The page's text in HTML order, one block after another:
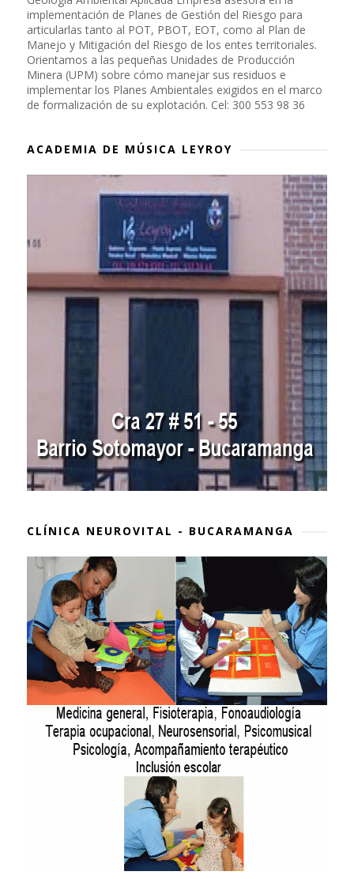
implementación de Planes de Gestión del Riesgo para
articularlas tanto al POT, PBOT, EOT, como al Plan de
Manejo y Mitigación del Riesgo de los entes territoriales.
Orientamos a las pequeñas Unidades de Producción
Minera (UPM) sobre cómo manejar sus residuos e
implementar los Planes Ambientales exigidos en el marco
de formalización de su explotación. Cel: 300 553 98 36
ACADEMIA DE MÚSICA LEYROY
CLÍNICA NEUROVITAL - BUCARAMANGA